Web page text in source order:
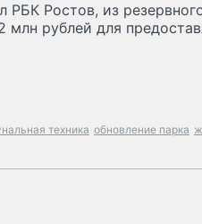
РБК Ростов, из
млн рублей для
техника обновление парка